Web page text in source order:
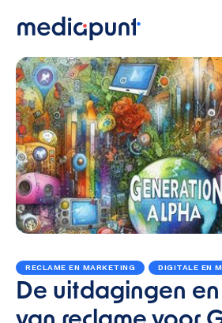
RECLAME EN MARKETING DIGITALE EN
De uitdagingen en